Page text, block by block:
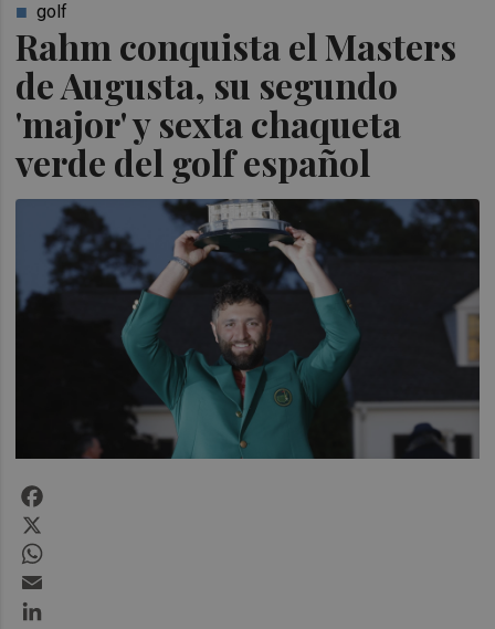
Rahm conquista el Masters
de Augusta, su segundo
'major' y sexta chaqueta
verde del golf español
golf